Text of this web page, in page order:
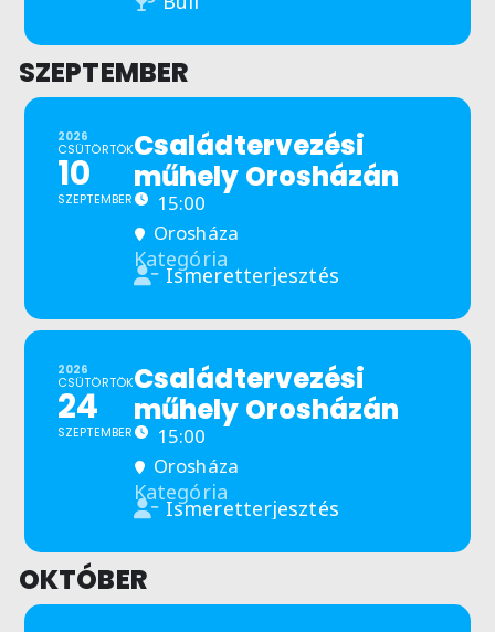
SZEPTEMBER
2026
CSÜTÖRTÖK
10
SZEPTEMBER
Családtervezési
műhely Orosházán
15:00
Orosháza
Kategória
Ismeretterjesztés
2026
CSÜTÖRTÖK
24
SZEPTEMBER
Családtervezési
műhely Orosházán
15:00
Orosháza
Kategória
Ismeretterjesztés
OKTÓBER